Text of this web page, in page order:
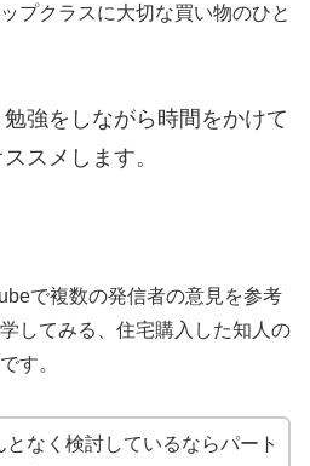
プクラスに大切な買い物のひと
強をしながら時間をかけて
スメします。
で複数の発信者の意見を参考
してみる、住宅購入した知人の
す。
となく検討しているならパート